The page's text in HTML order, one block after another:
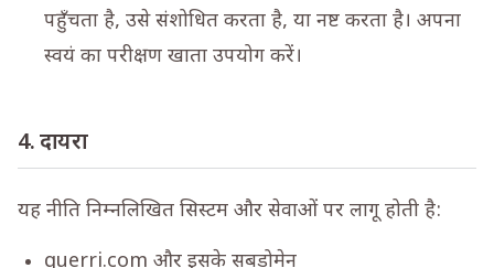
पहुँचता है, उसे संशोधित करता है, या नष्ट करता है। अपना
स्वयं का परीक्षण खाता उपयोग करें।
4. दायरा
यह नीति निम्नलिखित सिस्टम और सेवाओं पर लागू होती है:
querri.com और इसके सबडोमेन